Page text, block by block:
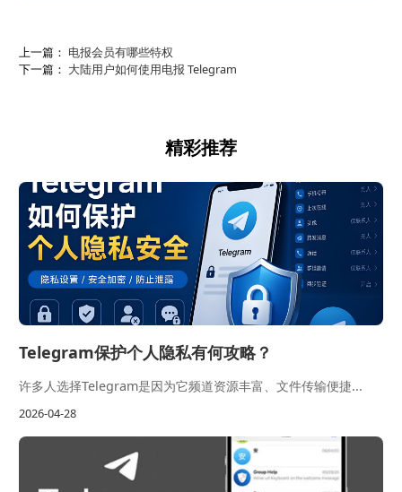
上一篇： 电报会员有哪些特权
下一篇： 大陆用户如何使用电报 Telegram
精彩推荐
Telegram保护个人隐私有何攻略？
许多人选择Telegram是因为它频道资源丰富、文件传输便捷...
2026-04-28